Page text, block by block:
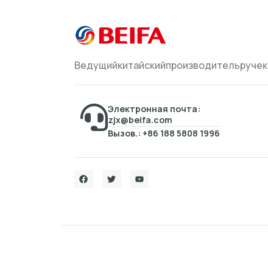
Ведущийкитайскийпроизводительручек
Электронная почта:
zjx@beifa.com
Вызов.: +86 188 5808 1996